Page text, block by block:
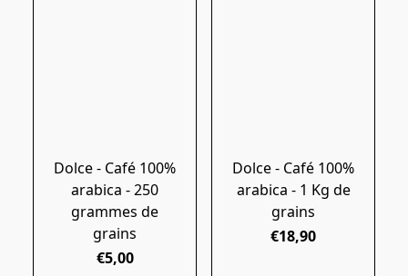
Dolce - Café 100%
arabica - 250
grammes de
grains
€5,00
Dolce - Café 100%
arabica - 1 Kg de
grains
€18,90